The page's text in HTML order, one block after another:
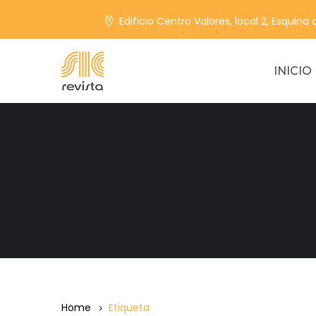
Edificio Centro Valores, local 2, Esquina
INICIO
Home Etiqueta